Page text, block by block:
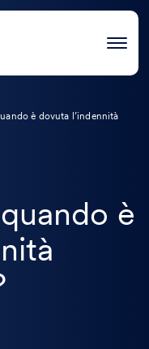
è dovuta l’indennità
è